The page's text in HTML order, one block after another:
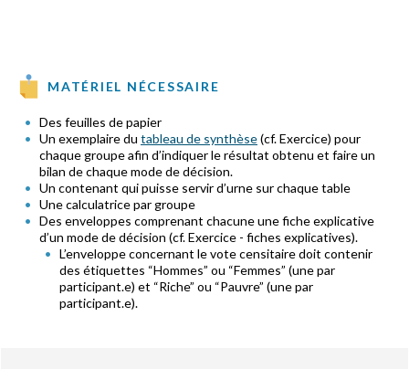
MATÉRIEL NÉCESSAIRE
Des feuilles de papier
Un exemplaire du tableau de synthèse(cf. Exercice) pour
chaque groupe afin d’indiquer le résultat obtenu et faire un
bilan de chaque mode de décision.
Un contenant qui puisse servir d’urne sur chaque table
Une calculatrice par groupe
Des enveloppes comprenant chacune une fiche explicative
d’un mode de décision (cf. Exercice - fiches explicatives).
L’enveloppe concernant le vote censitaire doit contenir
des étiquettes “Hommes” ou “Femmes” (une par
participant.e) et “Riche” ou “Pauvre” (une par
participant.e).